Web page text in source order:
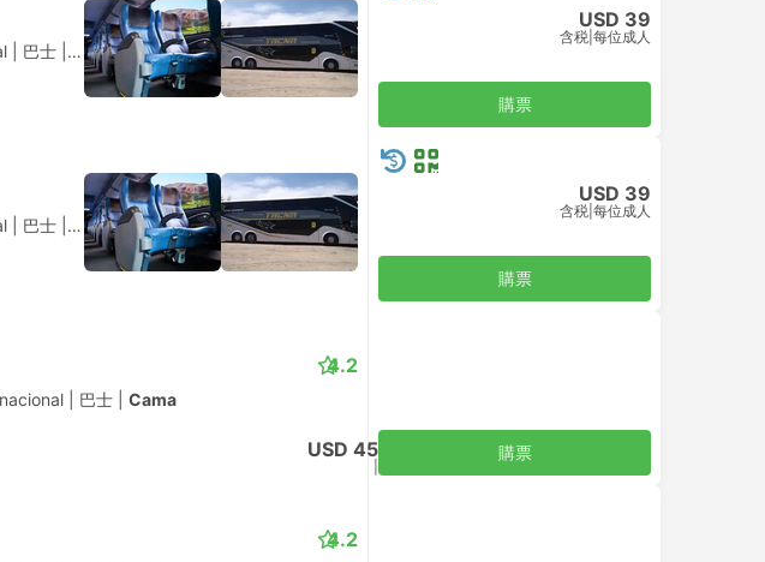
巴士 空調座位
USD 39
含税 每位成人
購票
巴士 空調座位
USD 39
含税 每位成人
購票
巴士 Cama
4.2
USD 45 購票
4.2